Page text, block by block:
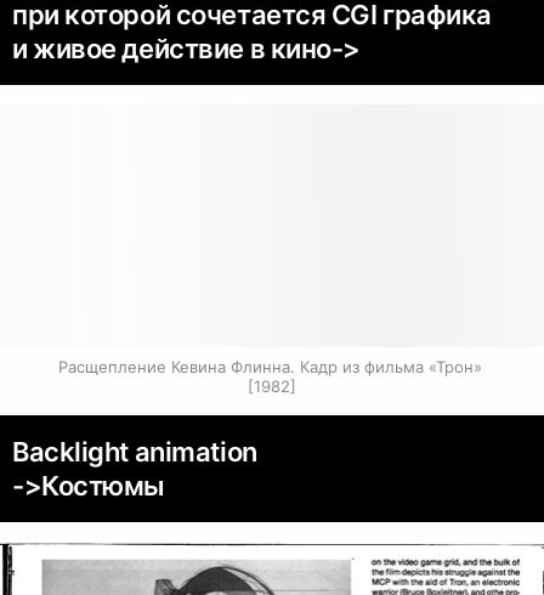
при которой сочетается CGI графика
и живое действие в кино->
Расщепление Кевина Флинна. Кадр из фильма «Трон»
[1982]
Backlight animation
->Костюмы